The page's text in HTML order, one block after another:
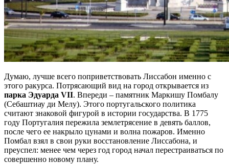
Електронна пошта*
Ваше ім'я
Так, будь ласка, повідомляйте мене про новини, події та
пропозиції*
Підписуючись на розсилку, ви погоджуєтесь з Правилами
користування и Політикою конфіденційностіта даєте згоду на
використання файлів cookie і передачу своїх персональних
даних*
Думаю, лучше всего поприветствовать Лиссабон именно с
этого ракурса. Потрясающий вид на город открывается из
парка Эдуарда VII. Впереди – памятник Маркишу Помбалу
(Себаштиау ди Мелу). Этого португальского политика
считают знаковой фигурой в истории государства. В 1775
году Португалия пережила землетрясение в девять баллов,
после чего ее накрыло цунами и волна пожаров. Именно
Помбал взял в свои руки восстановление Лиссабона, и
преуспел: менее чем через год город начал перестраиваться по
совершенно новому плану.